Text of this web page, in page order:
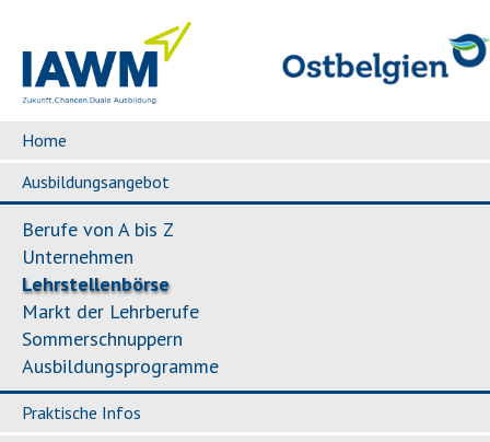
Home
Ausbildungsangebot
Berufe von A bis Z
Unternehmen
Lehrstellenbörse
Markt der Lehrberufe
Sommerschnuppern
Ausbildungsprogramme
Praktische Infos